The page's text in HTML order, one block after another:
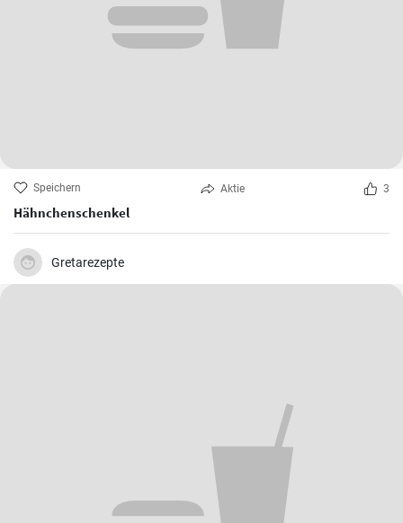
Speichern Aktie 3
Hähnchenschenkel
Gretarezepte